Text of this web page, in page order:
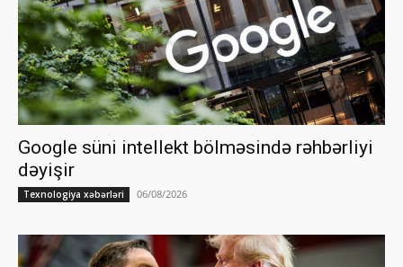
Google süni intellekt bölməsində rəhbərliyi
dəyişir
Texnologiya xəbərləri 06/08/2026